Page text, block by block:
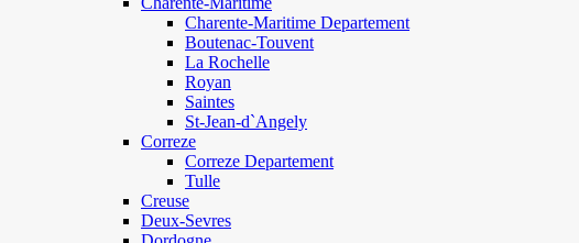
Charente-Maritime Departement
Boutenac-Touvent
La Rochelle
Royan
Saintes
St-Jean-d`Angely
Correze
Correze Departement
Tulle
Creuse
Deux-Sevres